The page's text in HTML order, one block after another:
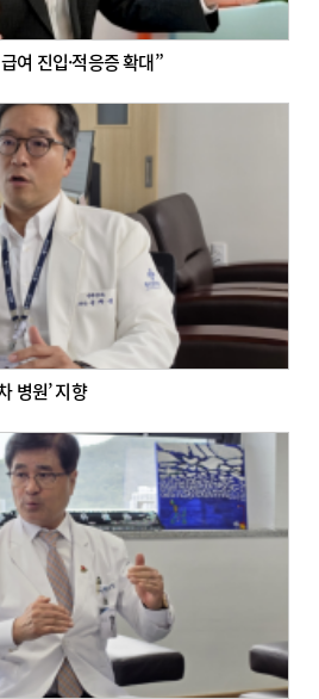
여 진입·적응증 확대”
병원’ 지향